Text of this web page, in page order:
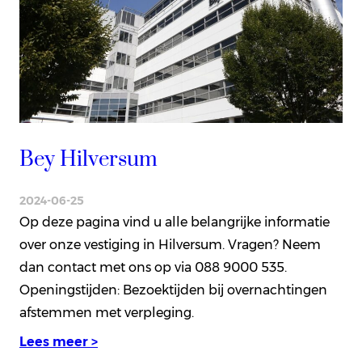
Bey Hilversum
2024-06-25
Op deze pagina vind u alle belangrijke informatie
over onze vestiging in Hilversum. Vragen? Neem
dan contact met ons op via 088 9000 535.
Openingstijden: Bezoektijden bij overnachtingen
afstemmen met verpleging.
Lees meer >